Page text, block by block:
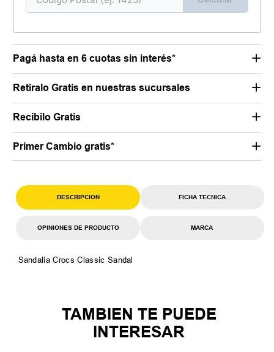
Pagá hasta en 6 cuotas sin interés*
Retiralo Gratis en nuestras sucursales
Recibilo Gratis
Primer Cambio gratis*
DESCRIPCION FICHA TECNICA
OPINIONES DE PRODUCTO MARCA
Sandalia Crocs Classic Sandal
TAMBIEN TE PUEDE
INTERESAR